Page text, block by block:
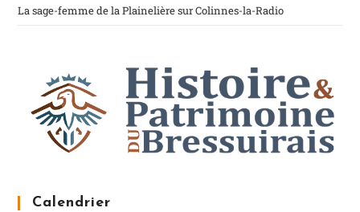
La sage-femme de la Plainelière sur Colinnes-la-Radio
Calendrier